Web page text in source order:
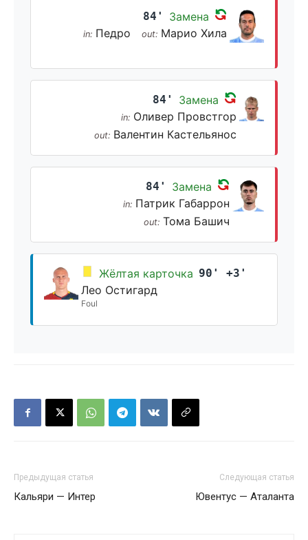
84' Замена
in: Педро out: Марио Хила
84' Замена
in: Оливер Провстгор
out: Валентин Кастельянос
84' Замена
in: Патрик Габаррон
out: Тома Башич
Жёлтая карточка 90' +3'
Лео Остигард
Foul
Предыдущая статья
Кальяри — Интер
Следующая статья
Ювентус — Аталанта